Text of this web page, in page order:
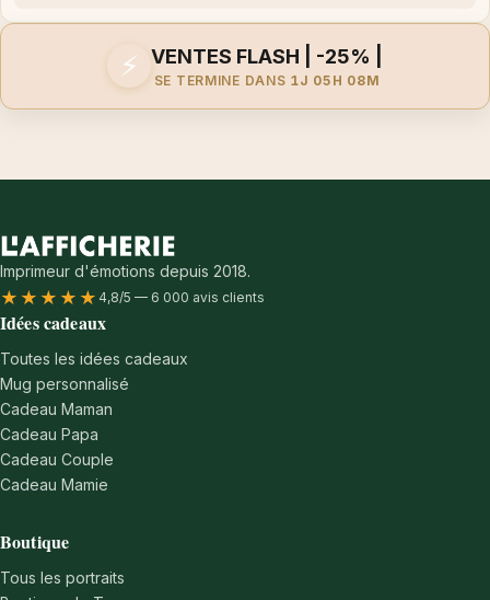
⚡ VENTES FLASH | -25% |
SE TERMINE DANS 1J 05H 08M
Imprimeur d'émotions depuis 2018.
★★★★★ 4,8/5 — 6 000 avis clients
Idées cadeaux
Toutes les idées cadeaux
Mug personnalisé
Cadeau Maman
Cadeau Papa
Cadeau Couple
Cadeau Mamie
Boutique
Tous les portraits